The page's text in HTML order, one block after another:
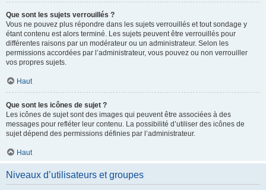
Que sont les sujets verrouillés ?
Vous ne pouvez plus répondre dans les sujets verrouillés et tout sondage y
étant contenu est alors terminé. Les sujets peuvent être verrouillés pour
différentes raisons par un modérateur ou un administrateur. Selon les
permissions accordées par l’administrateur, vous pouvez ou non verrouiller
vos propres sujets.
Haut
Que sont les icônes de sujet ?
Les icônes de sujet sont des images qui peuvent être associées à des
messages pour refléter leur contenu. La possibilité d’utiliser des icônes de
sujet dépend des permissions définies par l’administrateur.
Haut
Niveaux d’utilisateurs et groupes